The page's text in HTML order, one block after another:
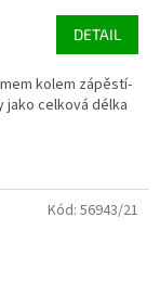
DETAIL
kolem zápěstí-
jako celková délka
Kód: 56943/21